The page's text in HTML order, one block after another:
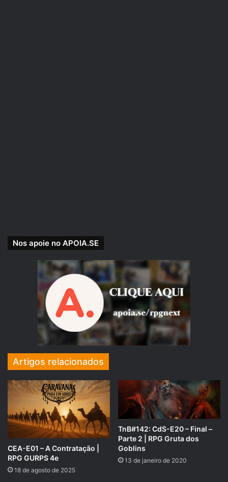
https://editoracha.com.br/produto/cronicas-esquecidas-1-
aventureiros-da-mina-perdida/
Referência Bibliográfica :Livro do Jogador – D&D 5e
clique para comprar
Nos apoie no APOIA.SE
Artigos relacionados
CEA-E01 – A Contratação |
RPG GURPS 4e
18 de agosto de 2025
TnB#142: CdS-E20 – Final –
Parte 2 | RPG Gruta dos
Goblins
13 de janeiro de 2020